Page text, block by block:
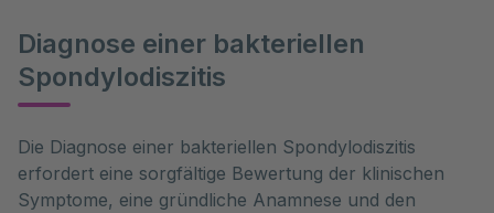
Diagnose einer bakteriellen
Spondylodiszitis
Die Diagnose einer bakteriellen Spondylodiszitis
erfordert eine sorgfältige Bewertung der klinischen
Symptome, eine gründliche Anamnese und den